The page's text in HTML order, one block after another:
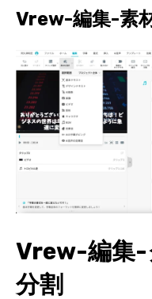
Vrew-編集-素
Vrew-編集-
分割